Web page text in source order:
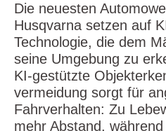
Die neuesten
Husqvarna setzen auf
Technologie, die dem
seine Umgebung zu
KI-gestützte
vermeidung sorgt für
Fahrverhalten: Zu
mehr Abstand,